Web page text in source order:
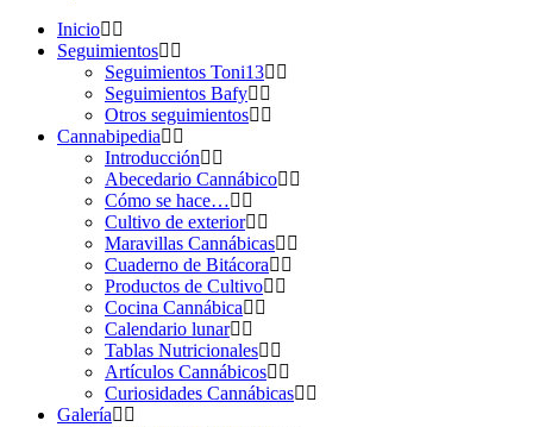
Inicio
Seguimientos
Seguimientos Toni13
Seguimientos Bafy
Otros seguimientos
Cannabipedia
Introducción
Abecedario Cannábico
Cómo se hace…
Cultivo de exterior
Maravillas Cannábicas
Cuaderno de Bitácora
Productos de Cultivo
Cocina Cannábica
Calendario lunar
Tablas Nutricionales
Artículos Cannábicos
Curiosidades Cannábicas
Galería